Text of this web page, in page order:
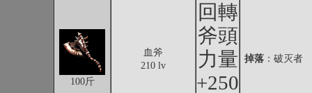
100斤
血斧
210 lv
回轉
斧頭
力量
+250
掉落 ：破灭者